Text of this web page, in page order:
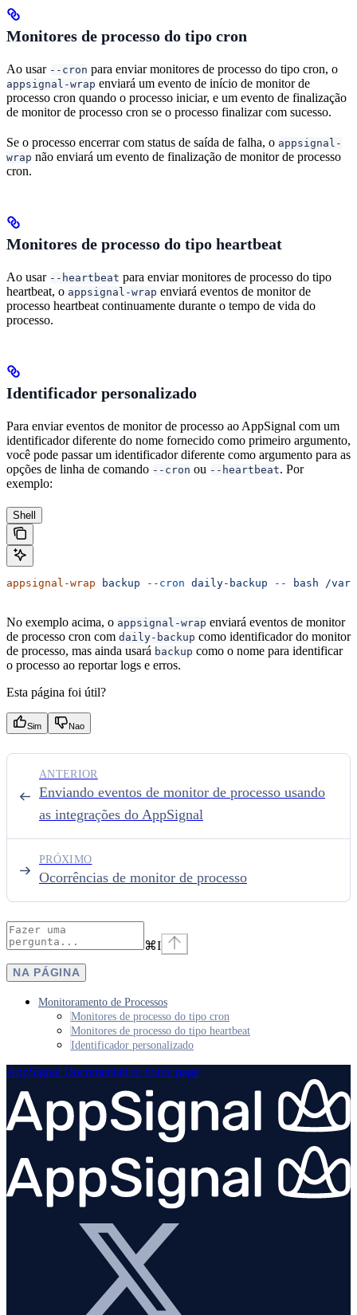
Monitores de processo do tipo cron
Ao usar --cron para enviar monitores de processo do tipo cron, o
appsignal-wrap enviará um evento de início de monitor de
processo cron quando o processo iniciar, e um evento de finalização
de monitor de processo cron se o processo finalizar com sucesso.
Se o processo encerrar com status de saída de falha, o appsignal-
wrap não enviará um evento de finalização de monitor de processo
cron.
Monitores de processo do tipo heartbeat
Ao usar --heartbeat para enviar monitores de processo do tipo
heartbeat, o appsignal-wrap enviará eventos de monitor de
processo heartbeat continuamente durante o tempo de vida do
processo.
Identificador personalizado
Para enviar eventos de monitor de processo ao AppSignal com um
identificador diferente do nome fornecido como primeiro argumento,
você pode passar um identificador diferente como argumento para as
opções de linha de comando --cron ou --heartbeat. Por
exemplo:
Shell
appsignal-wrap backup --cron daily-backup -- bash /var/
No exemplo acima, o appsignal-wrap enviará eventos de monitor
de processo cron com daily-backup como identificador do monitor
de processo, mas ainda usará backup como o nome para identificar
o processo ao reportar logs e erros.
Esta página foi útil?
Sim Nao
Enviando eventos de monitor de processo usando
as integrações do AppSignal
ANTERIOR
Ocorrências de monitor de processo
PRÓXIMO
⌘I
NA PÁGINA
Monitoramento de Processos
Monitores de processo do tipo cron
Monitores de processo do tipo heartbeat
Identificador personalizado
AppSignal Documentation home page